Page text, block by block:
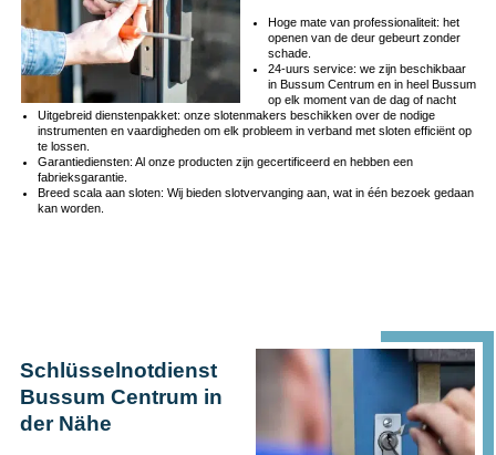
Hoge mate van professionaliteit: het
openen van de deur gebeurt zonder
schade.
24-uurs service: we zijn beschikbaar
in Bussum Centrum en in heel Bussum
op elk moment van de dag of nacht
Uitgebreid dienstenpakket: onze slotenmakers beschikken over de nodige
instrumenten en vaardigheden om elk probleem in verband met sloten efficiënt op
te lossen.
Garantiediensten: Al onze producten zijn gecertificeerd en hebben een
fabrieksgarantie.
Breed scala aan sloten: Wij bieden slotvervanging aan, wat in één bezoek gedaan
kan worden.
Schlüsselnotdienst
Bussum Centrum in
der Nähe